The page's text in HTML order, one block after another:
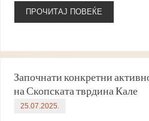
ПРОЧИТАЈ ПОВЕЌЕ
Започнати конкретни
на Скопската тврдина Кале
25.07.2025.